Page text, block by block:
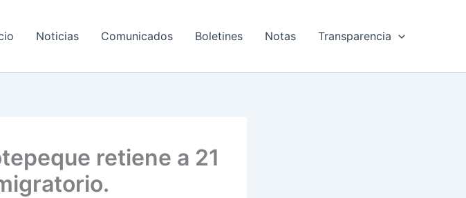
Noticias Comunicados Boletines Notas Transparencia
retiene a 21